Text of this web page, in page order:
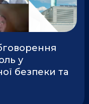
у
безпеки та